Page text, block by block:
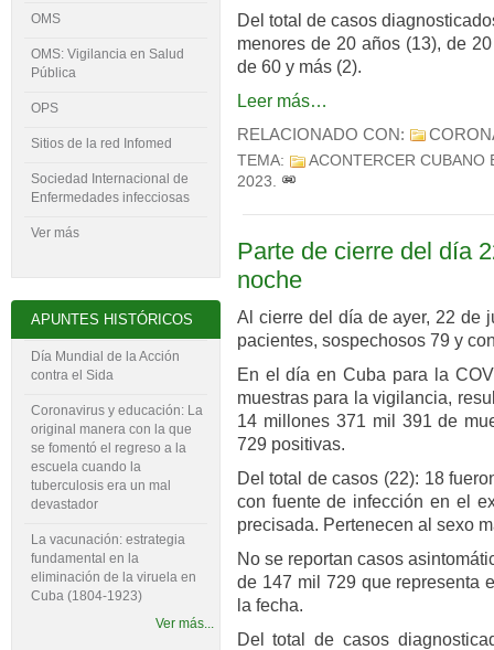
Del total de casos
menores de 20 años (13), de
de 60 y más (2).
Leer más…
RELACIONADO CON:
TEMA:
ACONTERCER CUBANO
2023.
Parte de cierre del día
noche
Al cierre del día de ayer, 22 de
pacientes, sospechosos 79 y
En el día en Cuba para la
muestras para la vigilancia,
14 millones 371 mil 391 de
729 positivas.
Del total de casos (22): 18
con fuente de infección en el
precisada. Pertenecen al sexo
No se reportan casos
de 147 mil 729 que representa
la fecha.
Del total de casos
OMS
OMS: Vigilancia en Salud
Pública
OPS
Sitios de la red Infomed
Sociedad Internacional de
Enfermedades infecciosas
Ver más
APUNTES HISTÓRICOS
Día Mundial de la Acción
contra el Sida
Coronavirus y educación: La
original manera con la que
se fomentó el regreso a la
escuela cuando la
tuberculosis era un mal
devastador
La vacunación: estrategia
fundamental en la
eliminación de la viruela en
Cuba (1804-‍1923)
Ver más...